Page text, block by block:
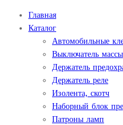
Главная
Каталог
Автомобильные
Выключатель массы
Держатель
Держатель реле
Изолента, скотч
Наборный блок
Патроны ламп